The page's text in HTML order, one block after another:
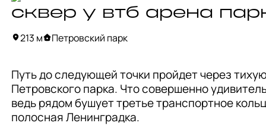
Комплекс состоит из 12 корпусов вдоль ТТК,
замыкаясь у перекрестка гостиницей Hyatt. По
словам архитекторов, Hyatt и ЖК «Царская
необходимыми в масштабах пространства
«бастионами».
Вертикальные пропорции рисунка фасадов,
сквер у втб арена
213 м Петровский парк
Путь до следующей точки пройдет через
Петровского парка. Что совершенно
ведь рядом бушует третье транспортное
полосная Ленинградка.